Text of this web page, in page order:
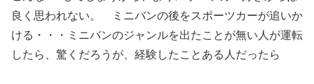
良く思われない。 ミニバンの後をスポーツカーが追いか
ける・・・ミニバンのジャンルを出たことが無い人が運転
したら、驚くだろうが、経験したことある人だったら